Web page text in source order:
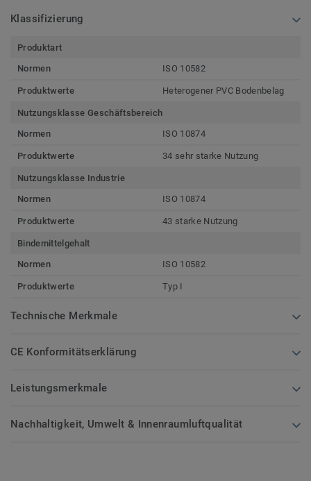
Klassifizierung
Produktart
Normen
ISO 10582
Produktwerte Heterogener PVC Bodenbelag
Nutzungsklasse Geschäftsbereich
Normen
ISO 10874
Produktwerte 34 sehr starke Nutzung
Nutzungsklasse Industrie
Normen
ISO 10874
Produktwerte 43 starke Nutzung
Bindemittelgehalt
Normen
ISO 10582
Produktwerte Typ I
Technische Merkmale
CE Konformitätserklärung
Leistungsmerkmale
Nachhaltigkeit, Umwelt & Innenraumluftqualität